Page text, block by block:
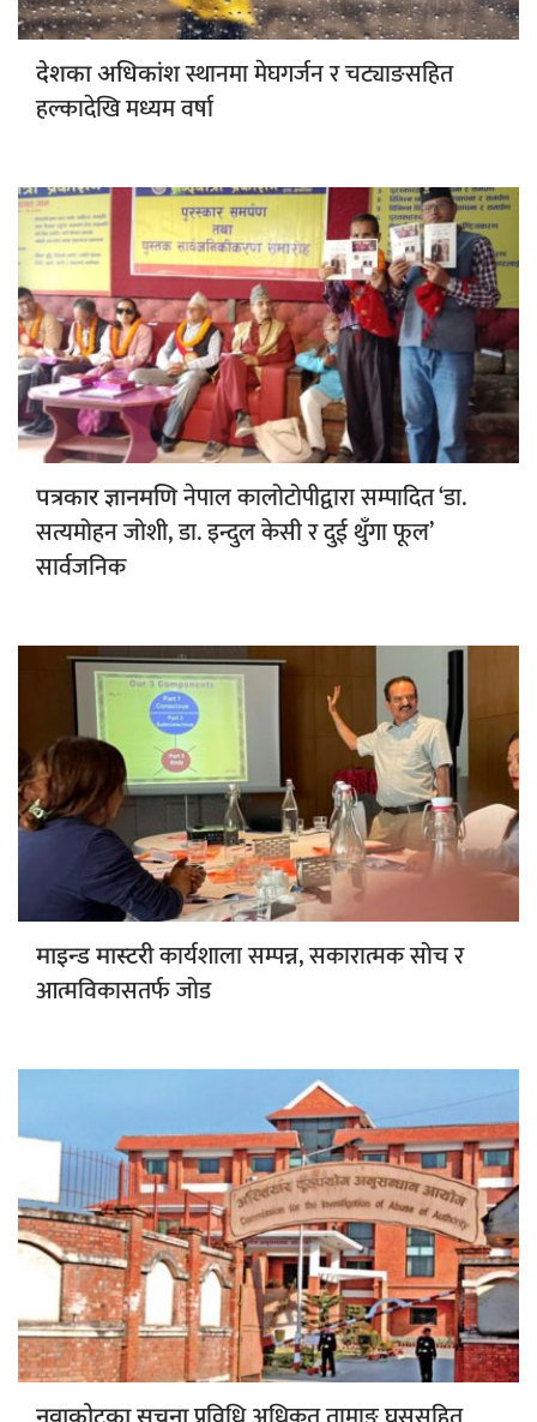
देशका अधिकांशस्थानमा मेघगर्जन र चट्याङसहित
हल्कादेखि मध्यम वर्षा
पत्रकार ज्ञानमणिनेपाल कालोटोपीद्वारा सम्पादित ‘डा.
सत्यमोहन जोशी, डा. इन्दुल केसी र दुई थुँगा फूल’
सार्वजनिक
माइन्ड मास्टरीकार्यशाला सम्पन्न, सकारात्मक सोच र
आत्मविकासतर्फ जोड